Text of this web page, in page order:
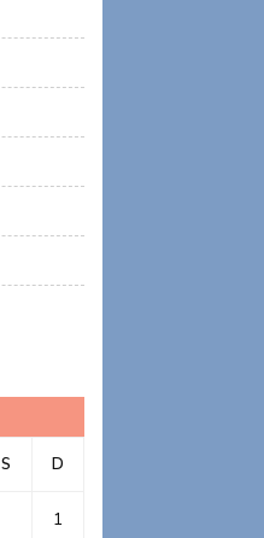
S D
1